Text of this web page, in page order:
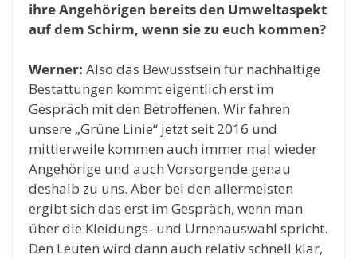
ihre Angehörigen bereits den Umweltaspekt
auf dem Schirm, wenn sie zu euch kommen?
Werner: Also das Bewusstsein für nachhaltige
Bestattungen kommt eigentlich erst im
Gespräch mit den Betroffenen. Wir fahren
unsere „Grüne Linie“ jetzt seit 2016 und
mittlerweile kommen auch immer mal wieder
Angehörige und auch Vorsorgende genau
deshalb zu uns. Aber bei den allermeisten
ergibt sich das erst im Gespräch, wenn man
über die Kleidungs- und Urnenauswahl spricht.
Den Leuten wird dann auch relativ schnell klar,